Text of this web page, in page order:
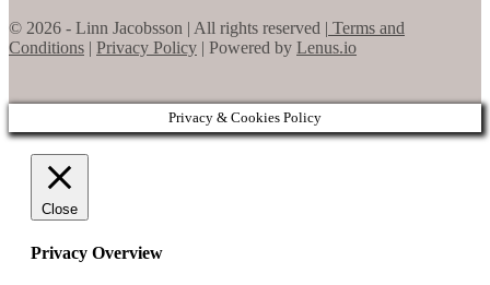
© 2026 - Linn Jacobsson | All rights reserved | Terms and
Conditions | Privacy Policy | Powered by Lenus.io
Privacy & Cookies Policy
Close
Privacy Overview